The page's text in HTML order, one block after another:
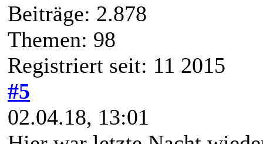
Beiträge: 2.878
Themen: 98
Registriert seit: 11 2015
#5
02.04.18, 13:01